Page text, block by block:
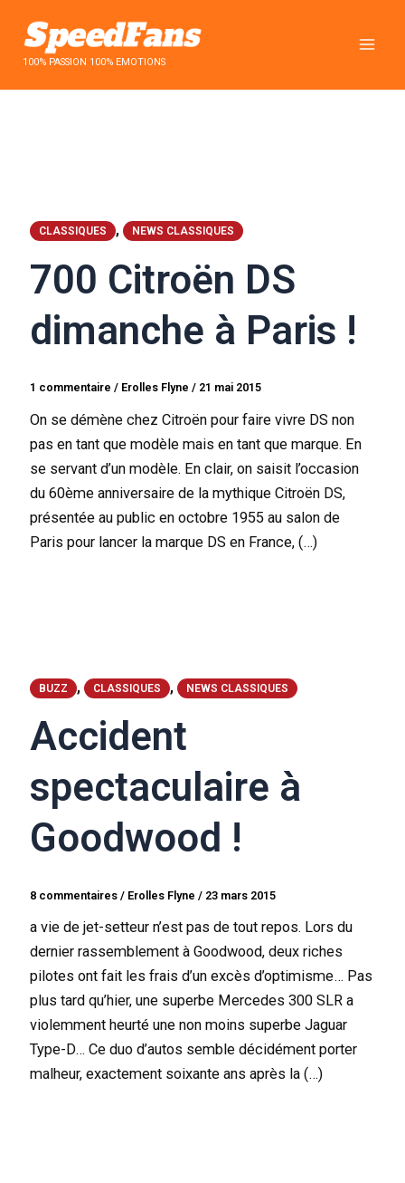
contenu100% PASSION 100% EMOTIONS
CLASSIQUES , NEWS CLASSIQUES
700 Citroën DS
dimanche à Paris !
1 commentaire / Erolles Flyne/ 21 mai 2015
On se démène chez Citroën pour faire vivre DS non
pas en tant que modèle mais en tant que marque. En
se servant d’un modèle. En clair, on saisit l’occasion
du 60ème anniversaire de la mythique Citroën DS,
présentée au public en octobre 1955 au salon de
Paris pour lancer la marque DS en France, (…)
BUZZ , CLASSIQUES , NEWS CLASSIQUES
Accident
spectaculaire à
Goodwood !
8 commentaires / Erolles Flyne/ 23 mars 2015
a vie de jet-setteur n’est pas de tout repos. Lors du
dernier rassemblement à Goodwood, deux riches
pilotes ont fait les frais d’un excès d’optimisme… Pas
plus tard qu’hier, une superbe Mercedes 300 SLR a
violemment heurté une non moins superbe Jaguar
Type-D… Ce duo d’autos semble décidément porter
malheur, exactement soixante ans après la (…)